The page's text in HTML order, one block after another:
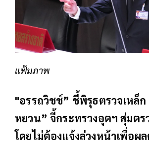
แฟ้มภาพ
"อรรถวิชช์” ชี้พิรุธตรวจเหล็ก
หยวน” จี้กระทรวงอุตฯ สุ่มตร
โดยไม่ต้องแจ้งล่วงหน้าเพื่อผ